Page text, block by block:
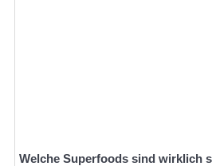
Welche Superfoods sind wirklich